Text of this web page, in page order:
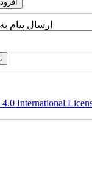
ارسال پیام
International